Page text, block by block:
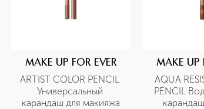
MAKE UP FOR EVER
ARTIST COLOR PENCIL
Универсальный
карандаш для макияжа
MAKE UP
AQUA
PENCIL